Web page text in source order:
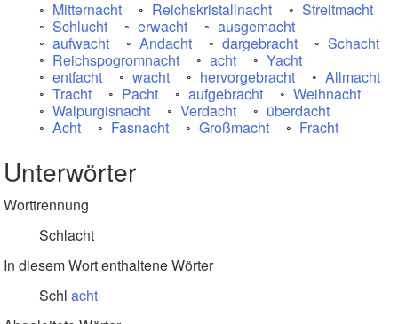
Mitternacht
Reichskristallnacht
Streitmacht
Schlucht
erwacht
ausgemacht
aufwacht
Andacht dargebracht
Schacht
Reichspogromnacht
acht
Yacht
entfacht
wacht hervorgebracht
Allmacht
Tracht
Pacht aufgebracht
Weihnacht
Walpurgisnacht
Verdacht
überdacht
Acht
Fasnacht Großmacht Fracht
Unterwörter
Worttrennung
Schlacht
In diesem Wort enthaltene Wörter
Schl acht